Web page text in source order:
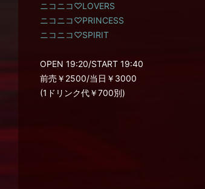
ニコニコ♡LOVERS
ニコニコ♡PRINCESS
ニコニコ♡SPIRIT
OPEN 19:20/START 19:40
前売￥2500/当日￥3000
(1ドリンク代￥700別)